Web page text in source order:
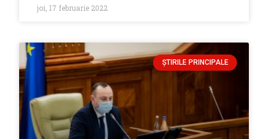
joi, 17 februarie 2022
ȘTIRILE PRINCIPALE